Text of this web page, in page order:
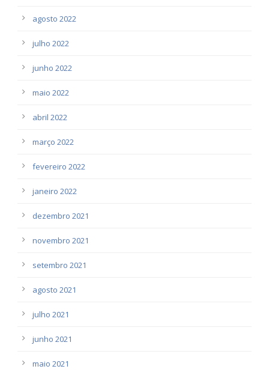
agosto 2022
julho 2022
junho 2022
maio 2022
abril 2022
março 2022
fevereiro 2022
janeiro 2022
dezembro 2021
novembro 2021
setembro 2021
agosto 2021
julho 2021
junho 2021
maio 2021